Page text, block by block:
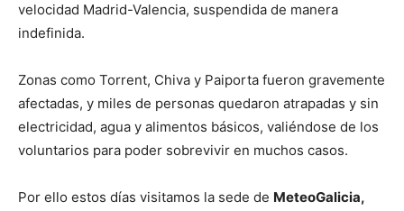
velocidad Madrid-Valencia, suspendida de manera
indefinida.
Zonas como Torrent, Chiva y Paiporta fueron gravemente
afectadas, y miles de personas quedaron atrapadas y sin
electricidad, agua y alimentos básicos, valiéndose de los
voluntarios para poder sobrevivir en muchos casos.
Por ello estos días visitamos la sede de MeteoGalicia,